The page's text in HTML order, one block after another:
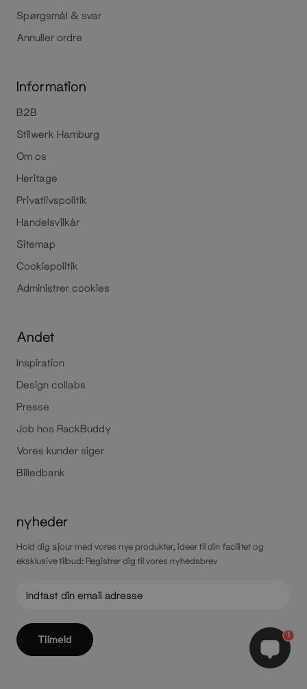
Spørgsmål & svar
Annuller ordre
Information
B2B
Stilwerk Hamburg
Om os
Heritage
Privatlivspolitik
Handelsvilkår
Sitemap
Cookiepolitik
Administrer cookies
Andet
Inspiration
Design collabs
Presse
Job hos RackBuddy
Vores kunder siger
Billedbank
nyheder
Hold dig ajour med vores nye produkter, ideer til din facilitet og
eksklusive tilbud: Registrer dig til vores nyhedsbrev
Tilmeld 1